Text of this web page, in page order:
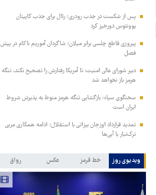
پس از شکست در جذب رودری؛ رئال برای جذب کاپیتان
یوونتوس دورخیز کرد
پیروزی قاطع چلسی برابر میلان؛ شاگردان آموریم ناکام در پیش
فصل
دبیر شورای عالی امنیت: تا آمریکا رفتارش را تصحیح نکند، تنگه
هرمز باز نخواهد شد
سخنگوی سپاه: بازگشایی تنگه هرمز منوط به پذیرش شروط
ایران است
تمدید قرارداد اوزجان بیزاتی با استقلال؛ ادامه همکاری مربی
ترک‌تبار با آبی‌ها
ویدیوی روز خط قرمز عکس رواق